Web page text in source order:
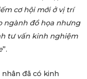
cơ hội mới ở vị trí
ngành đồ họa nhưng
tư vấn kinh nghiệm
”.
đã có kinh